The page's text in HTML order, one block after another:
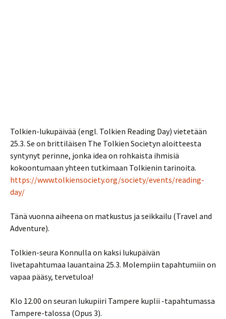
Tolkien-lukupäivää (engl. Tolkien Reading Day) vietetään
25.3. Se on brittiläisen The Tolkien Societyn aloitteesta
syntynyt perinne, jonka idea on rohkaista ihmisiä
kokoontumaan yhteen tutkimaan Tolkienin tarinoita.
https://www.tolkiensociety.org/society/events/reading-
day/
Tänä vuonna aiheena on matkustus ja seikkailu (Travel and
Adventure).
Tolkien-seura Konnulla on kaksi lukupäivän
livetapahtumaa lauantaina 25.3. Molempiin tapahtumiin on
vapaa pääsy, tervetuloa!
Klo 12.00 on seuran lukupiiri Tampere kuplii -tapahtumassa
Tampere-talossa (Opus 3).